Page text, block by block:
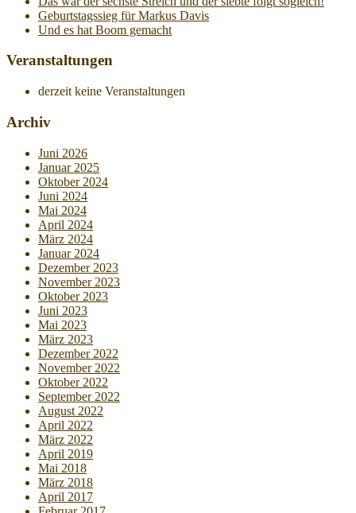
Geburtstagssieg für Markus Davis
Und es hat Boom gemacht
Veranstaltungen
derzeit keine Veranstaltungen
Archiv
Juni 2026
Januar 2025
Oktober 2024
Juni 2024
Mai 2024
April 2024
März 2024
Januar 2024
Dezember 2023
November 2023
Oktober 2023
Juni 2023
Mai 2023
März 2023
Dezember 2022
November 2022
Oktober 2022
September 2022
August 2022
April 2022
März 2022
April 2019
Mai 2018
März 2018
April 2017